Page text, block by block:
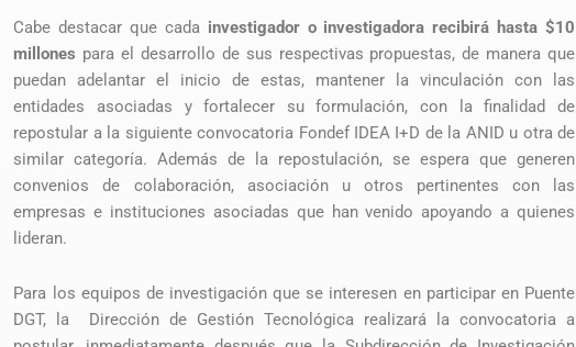
Cabe destacar que cada investigador o investigadora recibirá hasta $10
millones para el desarrollo de sus respectivas propuestas, de manera que
puedan adelantar el inicio de estas, mantener la vinculación con las
entidades asociadas y fortalecer su formulación, con la finalidad de
repostular a la siguiente convocatoria Fondef IDEA I+D de la ANID u otra de
similar categoría. Además de la repostulación, se espera que generen
convenios de colaboración, asociación u otros pertinentes con las
empresas e instituciones asociadas que han venido apoyando a quienes
lideran.
Para los equipos de investigación que se interesen en participar en Puente
DGT, la Dirección de Gestión Tecnológica realizará la convocatoria a